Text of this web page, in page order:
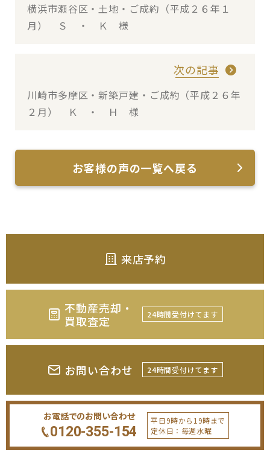
横浜市瀬谷区・土地・ご成約（平成２６年１
月） Ｓ ・ Ｋ 様
次の記事
川崎市多摩区・新築戸建・ご成約（平成２６年
２月） Ｋ ・ Ｈ 様
お客様の声の一覧へ戻る
来店予約
不動産売却・
買取査定
24時間受付けてます
お問い合わせ 24時間受付けてます
お電話でのお問い合わせ
0120-355-154
平日9時から19時まで
定休日：毎週水曜